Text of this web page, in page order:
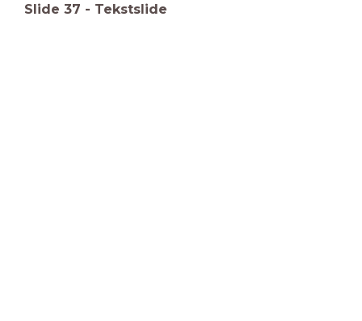
Slide 37 - Tekstslide